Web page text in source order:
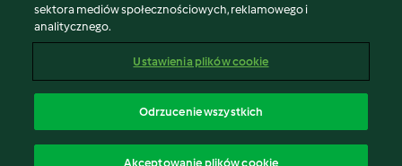
Disclaimer
Znak wydawcy
Zgłoś treść
Oświadczenie o dostępności
sektora mediów społecznościowych, reklamowego i
analitycznego.
Ustawienia plików cookie
Odrzucenie wszystkich
Akceptowanie plików cookie